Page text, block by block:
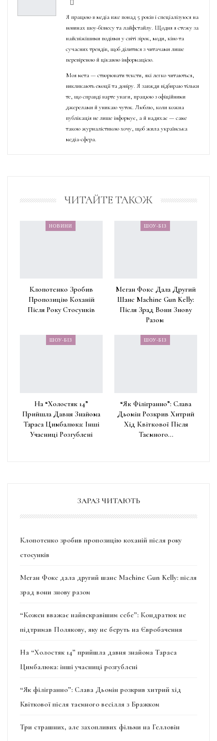
Я працюю в медіа вже понад 5 років і спеціалізуюся на
новинах шоу-бізнесу та лайфстайлу. Щодня я стежу за
найсвіжішими подіями у світі зірок, моди, кіно та
сучасних трендів, щоб ділитися з читачами лише
перевіреною й цікавою інформацією.
Моя мета — створювати тексти, які легко читаються,
викликають емоції та довіру. Я завжди відбираю тільки
те, що справді варте уваги, працюю з офіційними
джерелами й уникаю чуток. Люблю, коли кожна
публікація не лише інформує, а й надихає — саме
такою журналістикою хочу, щоб жила українська
медіа-сфера.
ЧИТАЙТЕ ТАКОЖ
НОВИНИ
Клопотенко Зробив
Пропозицію Коханій
Після Року Стосунків
ШОУ-БІЗ
Меган Фокс Дала Другий
Шанс Machine Gun Kelly:
Після Зрад Вони Знову
Разом
ШОУ-БІЗ
На “Холостяк 14”
Прийшла Давня Знайома
Тараса Цимбалюка: Інші
Учасниці Розгублені
ШОУ-БІЗ
“Як Філігранно”: Слава
Дьомін Розкрив Хитрий
Хід Квіткової Після
Таємного…
ЗАРАЗ ЧИТАЮТЬ
Клопотенко зробив пропозицію коханій після року
стосунків
Меган Фокс дала другий шанс Machine Gun Kelly: після
зрад вони знову разом
“Кожен вважає найяскравішим себе”: Кондратюк не
підтримав Полякову, яку не беруть на Євробачення
На “Холостяк 14” прийшла давня знайома Тараса
Цимбалюка: інші учасниці розгублені
“Як філігранно”: Слава Дьомін розкрив хитрий хід
Квіткової після таємного весілля з Бражком
Три страшних, але захопливих фільми на Гелловін